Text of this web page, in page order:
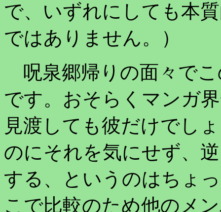
で、いずれにしても本
ではありません。）
呪泉郷帰りの面々で
です。おそらくマンガ
見渡しても彼だけでし
のにそれを気にせず、
する、というのはちょ
こで比較のため他のメ